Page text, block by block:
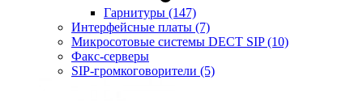
Гарнитуры (147)
Интерфейсные платы (7)
Микросотовые системы DECT SIP(10)
Факс-серверы
SIP-громкоговорители (5)